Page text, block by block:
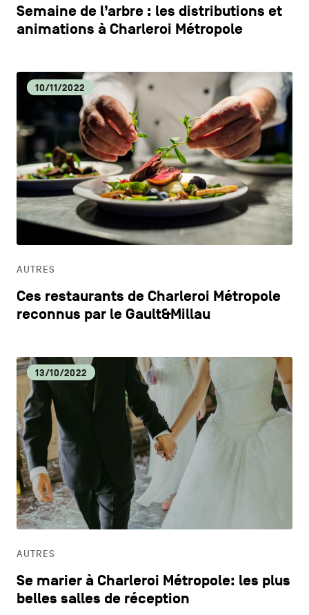
Semaine de l’arbre : les distributions et
animations à Charleroi Métropole
10/11/2022
AUTRES
Ces restaurants de Charleroi Métropole
reconnus par le Gault&Millau
13/10/2022
AUTRES
Se marier à Charleroi Métropole: les plus
belles salles de réception